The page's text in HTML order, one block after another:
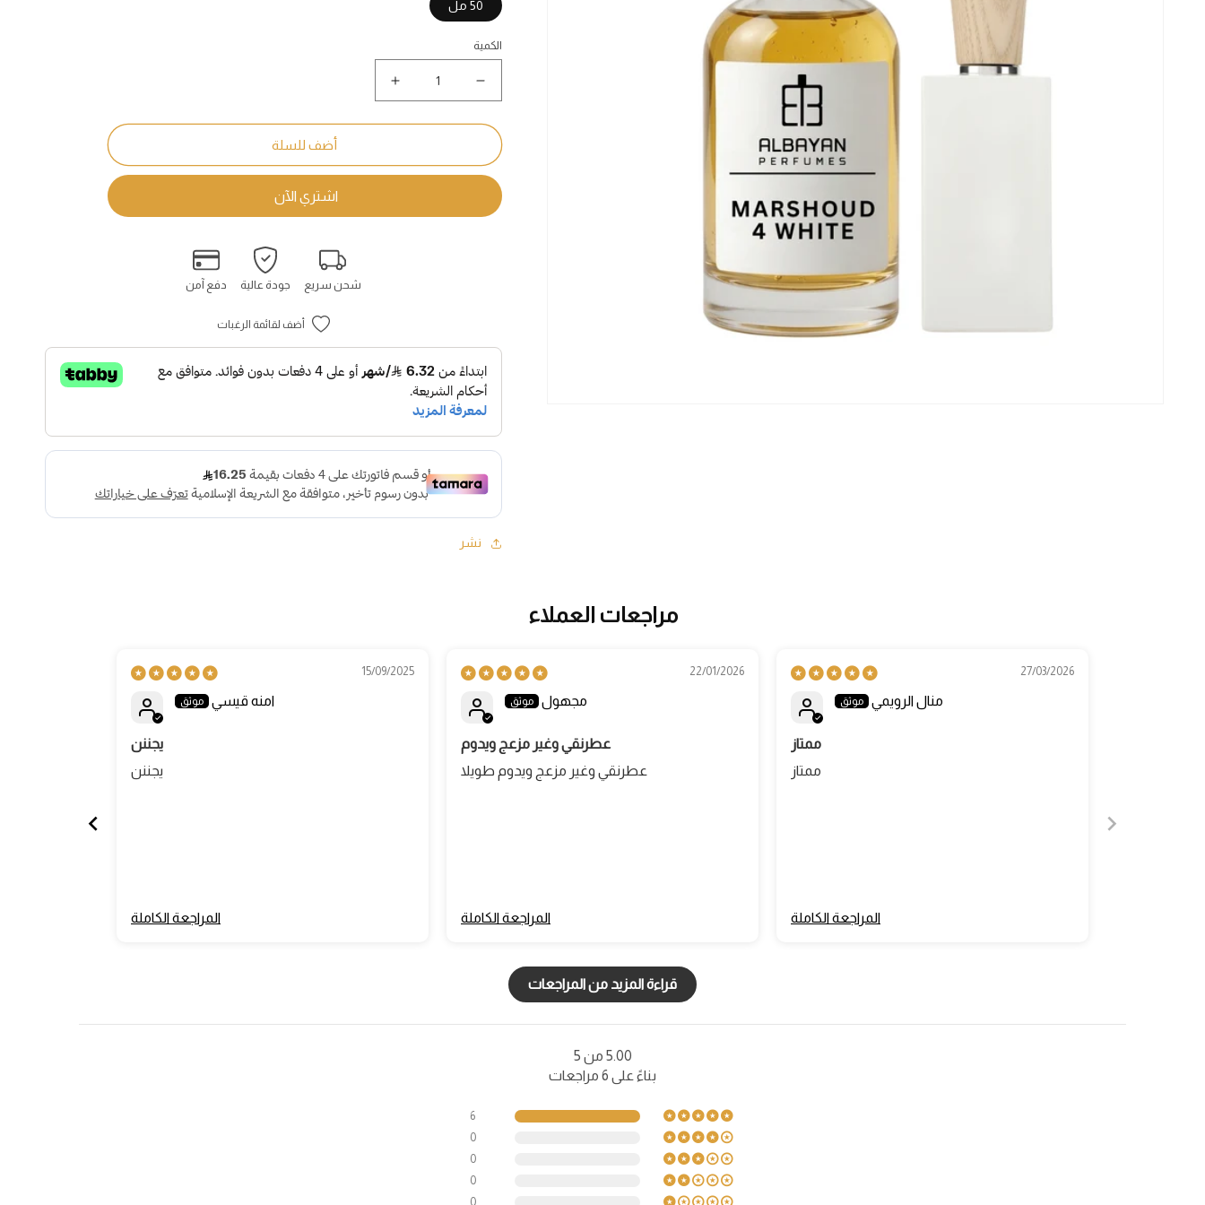
50 مل
الكمية
كمية
مرشود
Marshoud
White
زيادة
كمية
مرشود
Marshoud
White
أضف للسلة
شحن سريع جودة عالية دفع آمن
أضف لقائمة الرغبات
نشر
مراجعات العملاء
27/03/2026
منال الرويمي
ممتاز
ممتاز
المراجعة الكاملة
22/01/2026
مجهول
عطرنقي وغير مزعج ويدوم
عطرنقي وغير مزعج ويدوم طويلا
المراجعة الكاملة
15/09/2025
امنه قيسي
يجننن
يجننن
المراجعة الكاملة
قراءة المزيد من المراجعات
5.00 من 5
بناءً على 6 مراجعات
6
0
0
0
0